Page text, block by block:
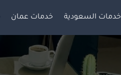
خدمات السعودية خدمات عمان